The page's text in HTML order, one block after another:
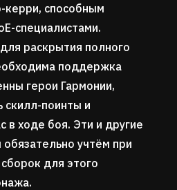
керри, способным
специалистами.
раскрытия полного
поддержка
герои Гармонии,
скилл-поинты и
в ходе боя. Эти и другие
учтём при
для этого